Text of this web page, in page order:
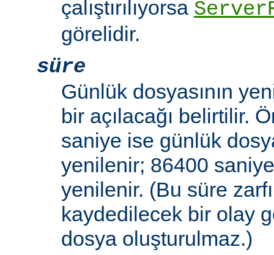
çalıştırılıyorsa
görelidir.
süre
Günlük dosyasının
bir açılacağı belirtilir.
saniye ise günlük
yenilenir; 86400
yenilenir. (Bu süre
kaydedilecek bir olay
dosya oluşturulmaz.)